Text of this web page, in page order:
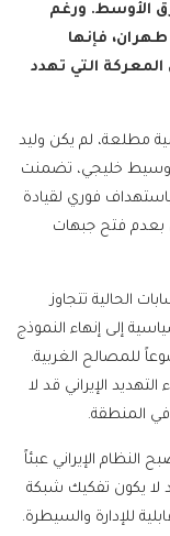
الأوسط. ورغم
فإنها
التي تهدد
مطلعة، لم يكن وليد
وسيط خليجي، تضمنت
فوري لقيادة
بعدم فتح جبهات
الحالية تتجاوز
إلى إنهاء النموذج
للمصالح الغربية.
الإيراني قد لا
في المنطقة.
النظام الإيراني عبئاً
لا يكون تفكيك شبكة
للإدارة والسيطرة.